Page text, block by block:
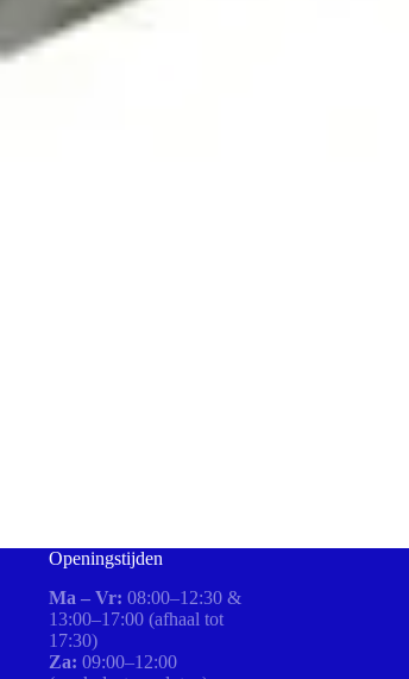
Openingstijden
Ma – Vr: 08:00–12:30 &
13:00–17:00 (afhaal tot
17:30)
Za: 09:00–12:00